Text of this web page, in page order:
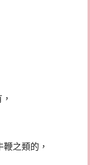
之類的，